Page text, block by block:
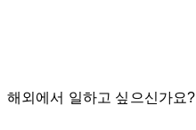
해외에서 일하고 싶으신가요?